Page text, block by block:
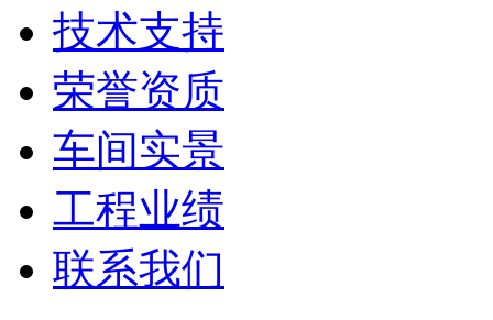
技术支持
荣誉资质
车间实景
工程业绩
联系我们